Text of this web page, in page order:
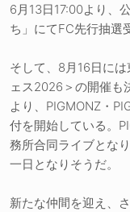
6月13日17:00より、
ち」にてFC先行抽選
そして、8月16日に
ェス2026＞の開催も
より、PIGMONZ・
付を開始している。
務所合同ライブとな
一日となりそうだ。
新たな仲間を迎え、